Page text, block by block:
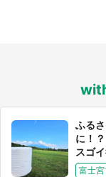
ふる
に！
スゴ
富士